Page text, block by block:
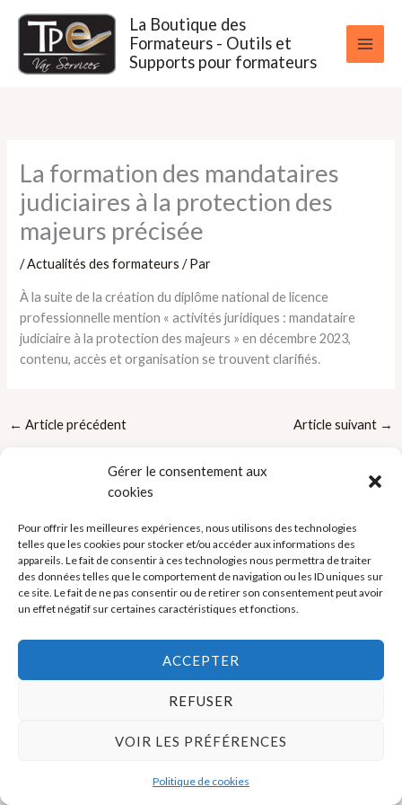
Gérer le consentement aux
cookies
Pour offrir les meilleures expériences, nous utilisons des technologies
telles que les cookies pour stocker et/ou accéder aux informations des
appareils. Le fait de consentir à ces technologies nous permettra de traiter
des données telles que le comportement de navigation ou les ID uniques sur
ce site. Le fait de ne pas consentir ou de retirer son consentement peut avoir
un effet négatif sur certaines caractéristiques et fonctions.
ACCEPTER
REFUSER
VOIR LES PRÉFÉRENCES
Politique de cookies
contenu
La Boutique des
Formateurs - Outils et
Supports pour formateurs
La formation des mandataires
judiciaires à la protection des
majeurs précisée
/Actualités des formateurs / Par
À la suite de la création du diplôme national de licence
professionnelle mention « activités juridiques : mandataire
judiciaire à la protection des majeurs » en décembre 2023,
contenu, accès et organisation se trouvent clarifiés.
← Article précédent Article suivant →
Politique de cookies (UE)
Mentions légales
Copyright © 2026 La Boutique des Formateurs - Outils et Supports